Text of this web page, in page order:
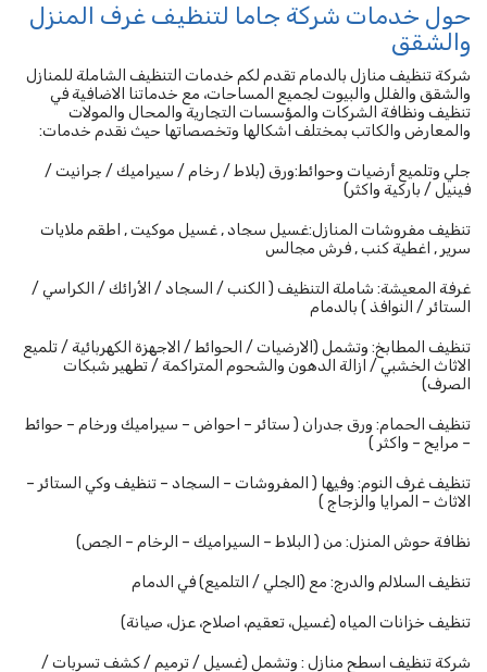
حول خدمات شركة جاما لتنظيف غرف المنزل
والشقق
شركة تنظيف منازل بالدمام تقدم لكم خدمات التنظيف الشاملة للمنازل
والشقق والفلل والبيوت لجميع المساحات، مع خدماتنا الاضافية في
تنظيف ونظافة الشركات والمؤسسات التجارية والمحال والمولات
والمعارض والكاتب بمختلف اشكالها وتخصصاتها حيث نقدم خدمات:
جلي وتلميع أرضيات وحوائط:ورق (بلاط / رخام / سيراميك / جرانيت /
فينيل / باركية واكثر)
تنظيف مفروشات المنازل:غسيل سجاد , غسيل موكيت , اطقم ملايات
سرير , اغطية كنب , فرش مجالس
غرفة المعيشة: شاملة التنظيف ( الكنب / السجاد / الأرائك / الكراسي /
الستائر / النوافذ ) بالدمام
تنظيف المطابخ: وتشمل (الارضيات / الحوائط / الاجهزة الكهربائية / تلميع
الاثاث الخشبي / ازالة الدهون والشحوم المتراكمة / تطهير شبكات
الصرف)
تنظيف الحمام: ورق جدران ( ستائر – احواض – سيراميك ورخام – حوائط
– مرايح – واكثر )
تنظيف غرف النوم: وفيها ( المفروشات – السجاد – تنظيف وكي الستائر –
الاثاث – المرايا والزجاج )
نظافة حوش المنزل: من ( البلاط – السيراميك – الرخام – الجص)
تنظيف السلالم والدرج: مع (الجلي / التلميع) في الدمام
تنظيف خزانات المياه (غسيل، تعقيم، اصلاح، عزل، صيانة)
شركة تنظيف اسطح منازل : وتشمل (غسيل / ترميم / كشف تسربات /